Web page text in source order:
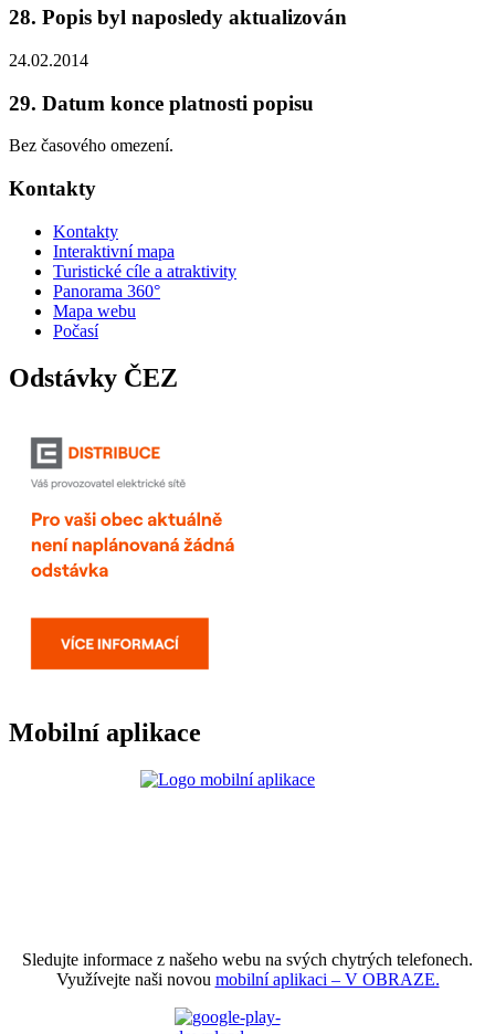
28. Popis byl naposledy aktualizován
24.02.2014
29. Datum konce platnosti popisu
Bez časového omezení.
Kontakty
Kontakty
Interaktivní mapa
Turistické cíle a atraktivity
Panorama 360°
Mapa webu
Počasí
Odstávky ČEZ
Mobilní aplikace
Sledujte informace z našeho webu na svých chytrých telefonech.
Využívejte naši novou mobilní aplikaci – V OBRAZE.